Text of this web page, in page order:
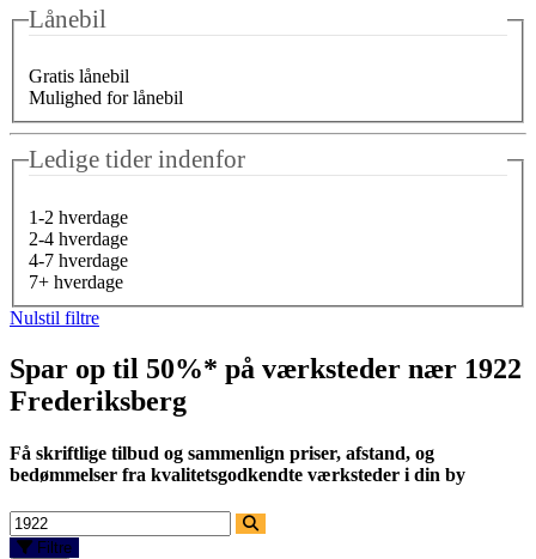
Lånebil
Gratis lånebil
Mulighed for lånebil
Ledige tider indenfor
1-2 hverdage
2-4 hverdage
4-7 hverdage
7+ hverdage
Nulstil filtre
Spar op til 50%* på værksteder nær 1922
Frederiksberg
Få skriftlige tilbud og sammenlign priser, afstand, og
bedømmelser fra kvalitetsgodkendte værksteder i din by
Filtre